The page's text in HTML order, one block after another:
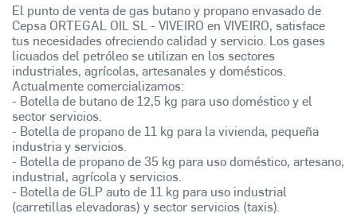
El punto de venta de gas butano y propano envasado de
Cepsa ORTEGAL OIL SL - VIVEIRO en VIVEIRO, satisface
tus necesidades ofreciendo calidad y servicio. Los gases
licuados del petróleo se utilizan en los sectores
industriales, agrícolas, artesanales y domésticos.
Actualmente comercializamos:
- Botella de butano de 12,5 kg para uso doméstico y el
sector servicios.
- Botella de propano de 11 kg para la vivienda, pequeña
industria y servicios.
- Botella de propano de 35 kg para uso doméstico, artesano,
industrial, agrícola y servicios.
- Botella de GLP auto de 11 kg para uso industrial
(carretillas elevadoras) y sector servicios (taxis).